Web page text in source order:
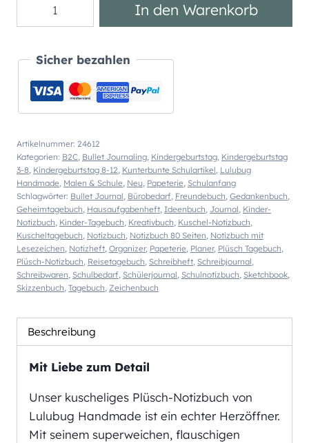
Marzy"
In den Warenkorb
Sicher bezahlen
Artikelnummer: 24612
Kategorien: B2C, Bullet Journaling, Kindergeburtstag, Kindergeburtstag
3-8, Kindergeburtstag 8-12, Kunterbunte Schulartikel, Lulubug
Handmade, Malen & Schule, Neu, Papeterie, Schulanfang
Schlagwörter: Bullet Journal, Bürobedarf, Freundebuch, Gedankenbuch,
Geheimtagebuch, Hausaufgabenheft, Ideenbuch, Journal, Kinder-
Notizbuch, Kinder-Tagebuch, Kreativbuch, Kuschel-Notizbuch,
Kuscheltagebuch, Notizbuch, Notizbuch 80 Seiten, Notizbuch mit
Lesezeichen, Notizheft, Organizer, Papeterie, Planer, Plüsch Tagebuch,
Plüsch-Notizbuch, Reisetagebuch, Schreibheft, Schreibjournal,
Schreibwaren, Schulbedarf, Schülerjournal, Schulnotizbuch, Sketchbook,
Skizzenbuch, Tagebuch, Zeichenbuch
Beschreibung
Mit Liebe zum Detail
Unser kuscheliges Plüsch-Notizbuch von
Lulubug Handmade ist ein echter Herzöffner.
Mit seinem superweichen, flauschigen